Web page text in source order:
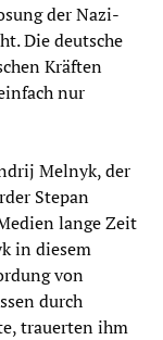
der Nazi-
Die deutsche
Kräften
nur
Melnyk, der
Stepan
lange Zeit
in diesem
von
durch
trauerten ihm